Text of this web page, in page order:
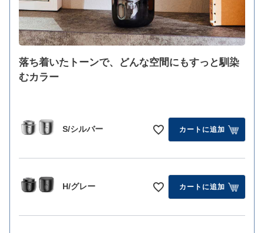
落ち着いたトーンで、どんな空間にもすっと馴染
むカラー
S/シルバー カートに追加
H/グレー カートに追加